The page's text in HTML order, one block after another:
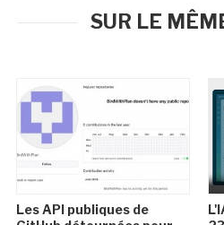
SUR LE
Les API publiques de